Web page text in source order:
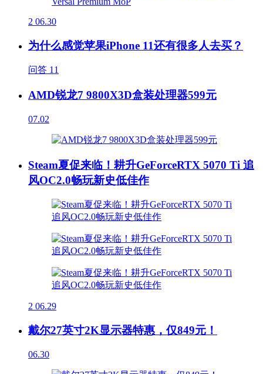
2 06.30
为什么感觉苹果iPhone 11还有很多人去买？
问答 11
AMD锐龙7 9800X3D盒装处理器599元
07.02
Steam夏促来临！耕升GeForceRTX 5070 Ti 追
风OC2.0畅玩新史低佳作
2 06.29
戴尔27英寸2K显示器特惠，仅849元！
06.30